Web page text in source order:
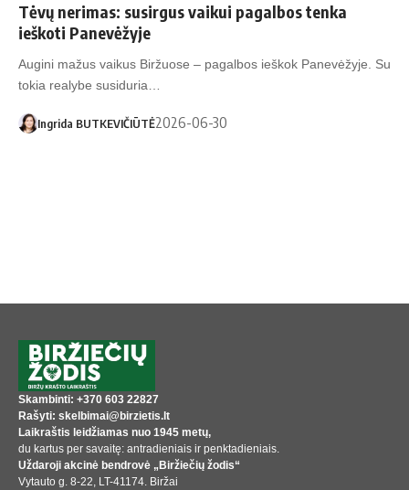
Tėvų nerimas: susirgus vaikui pagalbos tenka
ieškoti Panevėžyje
Augini mažus vaikus Biržuose – pagalbos ieškok Panevėžyje. Su
tokia realybe susiduria…
Ingrida BUTKEVIČIŪTĖ2026-06-30
Skambinti: +370 603 22827
Rašyti: skelbimai@birzietis.lt
Laikraštis leidžiamas nuo 1945 metų,
du kartus per savaitę: antradieniais ir penktadieniais.
Uždaroji akcinė bendrovė „Biržiečių žodis“
Vytauto g. 8-22, LT-41174. Biržai